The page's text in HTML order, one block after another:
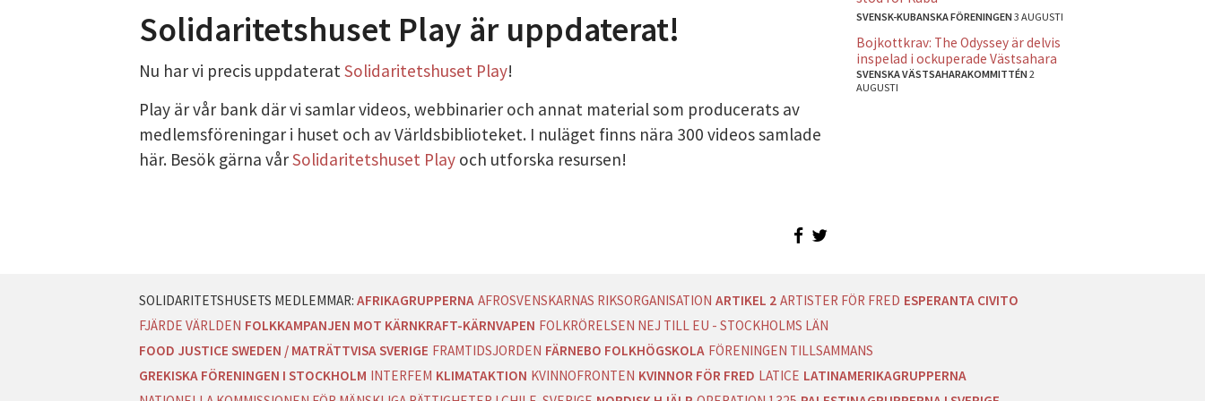
DATASKYDD POLICY
Solidaritetshuset Play är uppdaterat!
Nu har vi precis uppdateratSolidaritetshuset Play!
Play är vår bank där vi samlar videos, webbinarier och annat material som producerats av
medlemsföreningar i huset och av Världsbiblioteket. I nuläget finns nära 300 videos samlade
här. Besök gärna vårSolidaritetshuset Playoch utforska resursen!
SVENSK-KUBANSKA FÖRENINGEN3 AUGUSTI
Bojkottkrav: The Odyssey är delvis
inspelad i ockuperade Västsahara
SVENSKA VÄSTSAHARAKOMMITTÉN2
AUGUSTI
AFRIKAGRUPPERNA AFROSVENSKARNAS RIKSORGANISATION ARTIKEL 2 ARTISTER FÖR FRED ESPERANTA CIVITO
FJÄRDE VÄRLDEN FOLKKAMPANJEN MOT KÄRNKRAFT-KÄRNVAPEN FOLKRÖRELSEN NEJ TILL EU - STOCKHOLMS LÄN
FOOD JUSTICE SWEDEN / MATRÄTTVISA SVERIGE FRAMTIDSJORDEN FÄRNEBO FOLKHÖGSKOLA FÖRENINGEN TILLSAMMANS
GREKISKA FÖRENINGEN I STOCKHOLM INTERFEM KLIMATAKTION KVINNOFRONTEN KVINNOR FÖR FRED LATICE LATINAMERIKAGRUPPERNA